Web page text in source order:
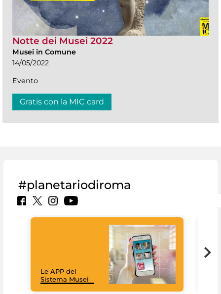
Notte dei Musei 2022
Musei in Comune
14/05/2022
Evento
Gratis con la MIC card
#planetariodiroma
Le APP del
Sistema Musei